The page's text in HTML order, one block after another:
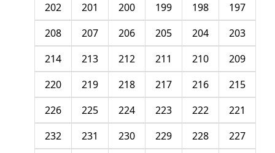
197
198
199
200
201
202
203
204
205
206
207
208
209
210
211
212
213
214
215
216
217
218
219
220
221
222
223
224
225
226
227
228
229
230
231
232